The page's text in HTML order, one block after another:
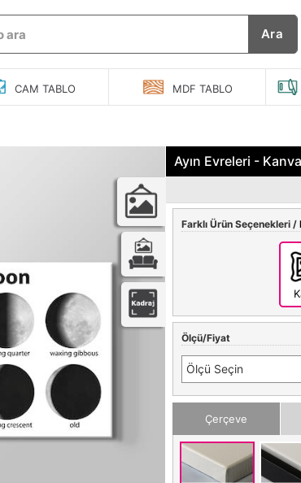
Ara
CAM TABLO MDF TABLO
Ayın Evreleri -
Farklı Ürün Seçenekleri /
Ölçü/Fiyat
Ölçü Seçin
Çerçeve